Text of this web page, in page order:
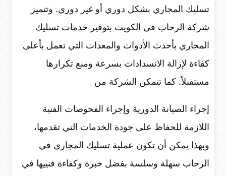
تسليك المجاري بشكل دوري أو غير دوري. وتتميز
شركة الرحاب في الكويت بتوفير خدمات تسليك
المجاري بأحدث الأدوات والمعدات التي تعمل بأعلى
كفاءة لإزالة الانسدادات بسرعة ومنع تكرارها
مستقبلاً. كما تتمكن الشركة من
إجراء الصيانة الدورية وإجراء الفحوصات الفنية
اللازمة للحفاظ على جودة الخدمات التي تقدمها،
وبهذا يمكن أن تكون عملية تسليك المجاري في
الرحاب سهلة وسلسة بفضل خبرة وكفاءة فنييها في